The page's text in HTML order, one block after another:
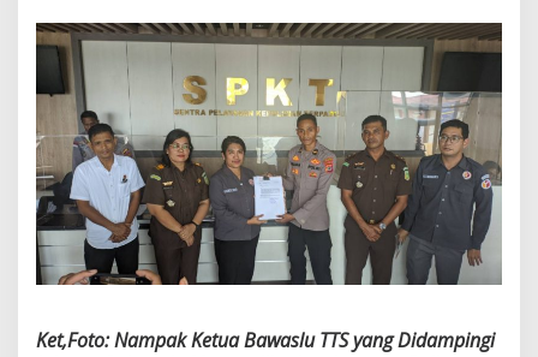
Ket,Foto: Nampak Ketua Bawaslu TTS yang Didampingi